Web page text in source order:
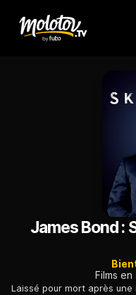
James Bond :
Films